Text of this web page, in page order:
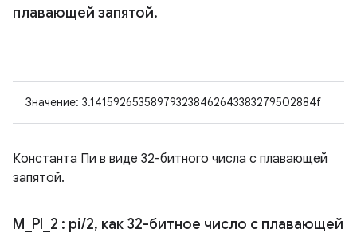
плавающей запятой.
Значение: 3.141592653589793238462643383279502884f
Константа Пи в виде 32-битного числа с плавающей
запятой.
M PI 2 : pi/2, как 32-битное число с плавающей